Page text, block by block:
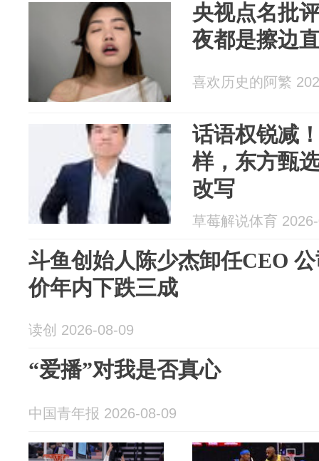
央视点名批
夜都是擦边
喜欢历史的阿繁
话语权锐减
样，东方甄
改写
草莓解说体育
斗鱼创始人陈少杰卸任CEO
价年内下跌三成
读创 2026-08-09
“爱播”对我是否真心
中国青年报 2026-08-09